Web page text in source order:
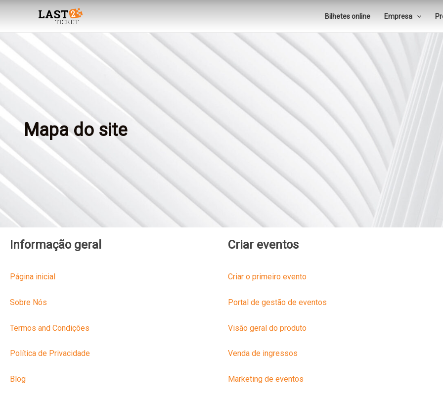
Bilhetes online Empresa
Mapa do site
Informação geral
Página inicial
Sobre Nós
Termos and Condições
Política de Privacidade
Blog
Criar eventos
Criar o primeiro evento
Portal de gestão de eventos
Visão geral do produto
Venda de ingressos
Marketing de eventos